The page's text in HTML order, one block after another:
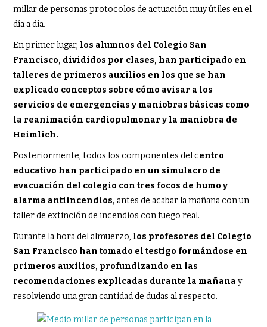
millar de personas protocolos de actuación muy útiles en el
día a día.
En primer lugar, los alumnos del Colegio San
Francisco, divididos por clases, han participado en
talleres de primeros auxilios en los que se han
explicado conceptos sobre cómo avisar a los
servicios de emergencias y maniobras básicas como
la reanimación cardiopulmonar y la maniobra de
Heimlich.
Posteriormente, todos los componentes del centro
educativo han participado en un simulacro de
evacuación del colegio con tres focos de humo y
alarma antiincendios,antes de acabar la mañana con un
taller de extinción de incendios con fuego real.
Durante la hora del almuerzo, los profesores del Colegio
San Francisco han tomado el testigo formándose en
primeros auxilios, profundizando en las
recomendaciones explicadas durante la mañana y
resolviendo una gran cantidad de dudas al respecto.